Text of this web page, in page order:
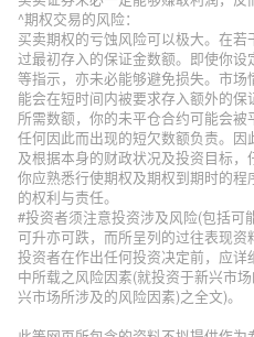
^期权交易的风险：
买卖期权的亏蚀风险可以极大。在
过最初存入的保证金数额。即使你设
等指示，亦未必能够避免损失。市
能会在短时间内被要求存入额外的
所需数额，你的未平仓合约可能会
任何因此而出现的短欠数额负责。
及根据本身的财政状况及投资目标
你应熟悉行使期权及期权到期时的
的权利与责任。
#投资者须注意投资涉及风险(包括可
可升亦可跌，而所呈列的过往表现资
投资者在作出任何投资决定前，应
中所载之风险因素(就投资于新兴市
兴市场所涉及的风险因素)之全文)。